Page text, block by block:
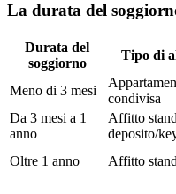
La durata del
Durata del
soggiorno
Tipo di
Meno di 3 mesi
condivisa
Da 3 mesi a 1
anno
Affitto
deposito/
Oltre 1 anno
Affitto